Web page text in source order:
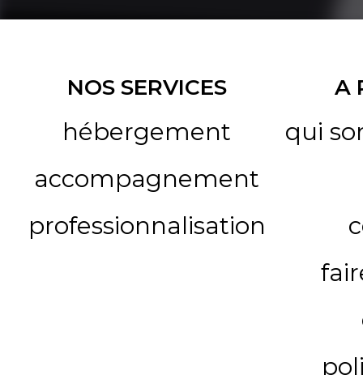
NOS SERVICES
hébergement
accompagnement
professionnalisation
A
qui